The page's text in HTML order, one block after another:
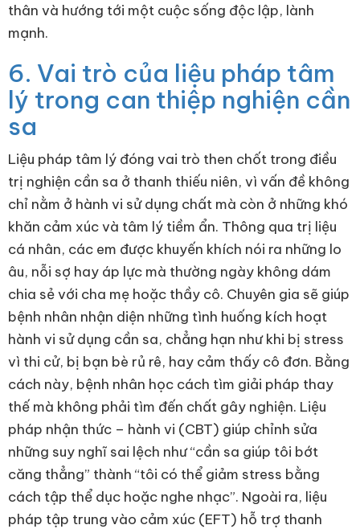
thân và hướng tới một cuộc sống độc lập, lành
mạnh.
6. Vai trò của liệu pháp tâm
lý trong can thiệp nghiện cần
sa
Liệu pháp tâm lý đóng vai trò then chốt trong điều
trị nghiện cần sa ở thanh thiếu niên, vì vấn đề không
chỉ nằm ở hành vi sử dụng chất mà còn ở những khó
khăn cảm xúc và tâm lý tiềm ẩn. Thông qua trị liệu
cá nhân, các em được khuyến khích nói ra những lo
âu, nỗi sợ hay áp lực mà thường ngày không dám
chia sẻ với cha mẹ hoặc thầy cô. Chuyên gia sẽ giúp
bệnh nhân nhận diện những tình huống kích hoạt
hành vi sử dụng cần sa, chẳng hạn như khi bị stress
vì thi cử, bị bạn bè rủ rê, hay cảm thấy cô đơn. Bằng
cách này, bệnh nhân học cách tìm giải pháp thay
thế mà không phải tìm đến chất gây nghiện. Liệu
pháp nhận thức – hành vi (CBT) giúp chỉnh sửa
những suy nghĩ sai lệch như “cần sa giúp tôi bớt
căng thẳng” thành “tôi có thể giảm stress bằng
cách tập thể dục hoặc nghe nhạc”. Ngoài ra, liệu
pháp tập trung vào cảm xúc (EFT) hỗ trợ thanh